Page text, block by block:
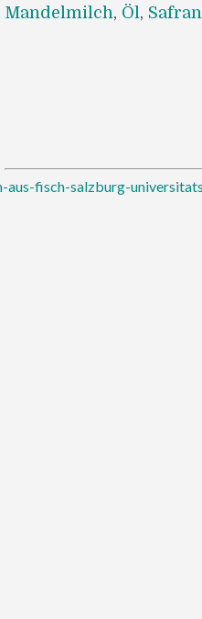
Mandelmilch, Öl,
aus-fisch-salzburg-